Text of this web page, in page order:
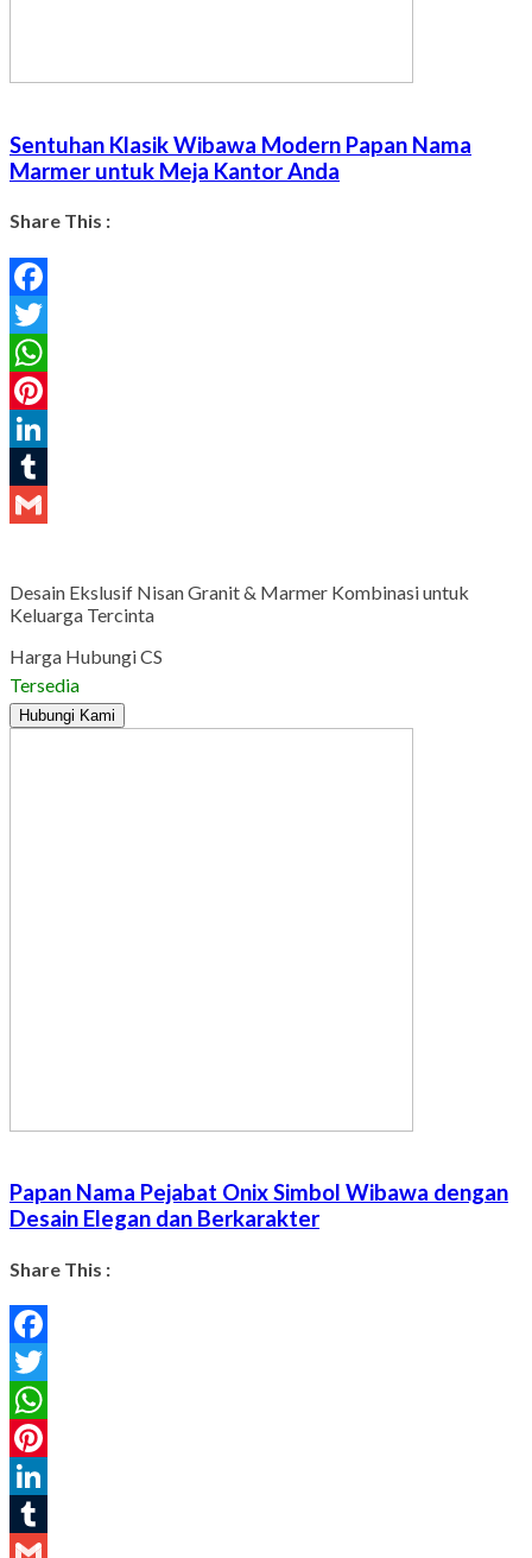
Sentuhan Klasik Wibawa Modern Papan Nama
Marmer untuk Meja Kantor Anda
Share This :
Facebook
Twitter
WhatsApp
Pinterest
LinkedIn
Tumblr
Desain Ekslusif Nisan Granit & Marmer Kombinasi untuk
Keluarga Tercinta
Harga Hubungi CS
Tersedia
Hubungi Kami
Papan Nama Pejabat Onix Simbol Wibawa dengan
Desain Elegan dan Berkarakter
Share This :
Facebook
Twitter
WhatsApp
Pinterest
LinkedIn
Tumblr